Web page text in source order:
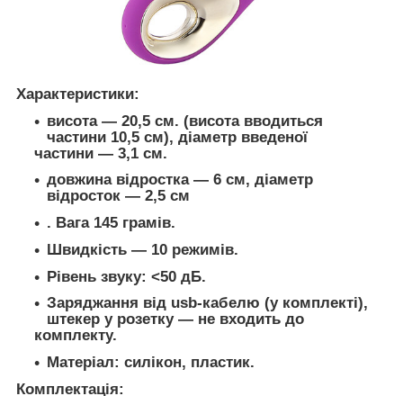
Характеристики:
висота — 20,5 см. (висота вводиться
частини 10,5 см), діаметр введеної
частини — 3,1 см.
довжина відростка — 6 см, діаметр
відросток — 2,5 см
. Вага 145 грамів.
Швидкість — 10 режимів.
Рівень звуку: <50 дБ.
Заряджання від usb-кабелю (у комплекті),
штекер у розетку — не входить до
комплекту.
Матеріал: силікон, пластик.
Комплектація: